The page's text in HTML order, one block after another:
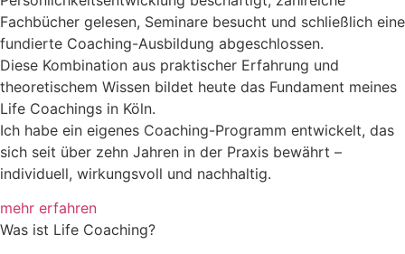
Fachbücher gelesen, Seminare besucht und schließlich eine
fundierte Coaching-Ausbildung abgeschlossen.
Diese Kombination aus praktischer Erfahrung und
theoretischem Wissen bildet heute das Fundament meines
Life Coachings in Köln.
Ich habe ein eigenes Coaching-Programm entwickelt, das
sich seit über zehn Jahren in der Praxis bewährt –
individuell, wirkungsvoll und nachhaltig.
mehr erfahren
Was ist Life Coaching?